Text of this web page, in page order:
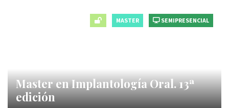
MASTER SEMIPRESENCIAL
Master en Implantología Oral. 13ª
edición